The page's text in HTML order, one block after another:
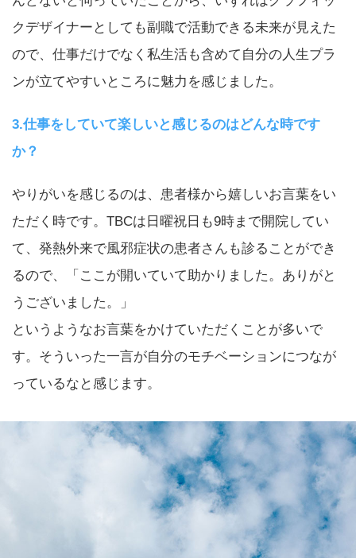
クデザイナーとしても副職で活動できる未来が見えた
ので、仕事だけでなく私生活も含めて自分の人生プラ
ンが立てやすいところに魅力を感じました。
3.仕事をしていて楽しいと感じるのはどんな時です
か？
やりがいを感じるのは、患者様から嬉しいお言葉をい
ただく時です。TBCは日曜祝日も9時まで開院してい
て、発熱外来で風邪症状の患者さんも診ることができ
るので、「ここが開いていて助かりました。ありがと
うございました。」
というようなお言葉をかけていただくことが多いで
す。そういった一言が自分のモチベーションにつなが
っているなと感じます。